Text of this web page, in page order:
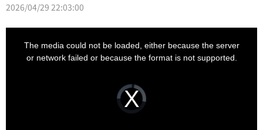
2026/04/29 22:03:00
Video
Player
loading.
The media could not be loaded, either because the server
or network failed or because the format is not supported.